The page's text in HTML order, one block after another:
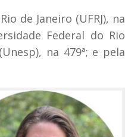
de Janeiro (UFRJ), na
Federal do Rio
na 479ª; e pela